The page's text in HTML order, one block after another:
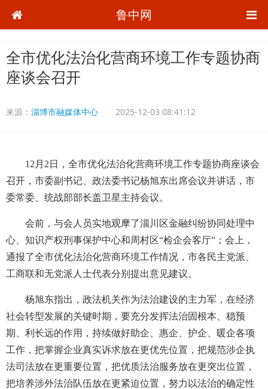
鲁中网
全市优化法治化营商环境工作专题协商
座谈会召开
来源： 淄博市融媒体中心 2025-12-03 08:41:12
12月2日，全市优化法治化营商环境工作专题协商座谈会
召开，市委副书记、政法委书记杨旭东出席会议并讲话，市
委常委、统战部部长盖卫星主持会议。
会前，与会人员实地观摩了淄川区金融纠纷协同处理中
心、知识产权刑事保护中心和周村区“检企会客厅”；会上，
通报了全市优化法治化营商环境工作情况，市各民主党派、
工商联和无党派人士代表分别提出意见建议。
杨旭东指出，政法机关作为法治建设的主力军，在经济
社会转型发展的关键时期，要充分发挥法治固根本、稳预
期、利长远的作用，持续做好助企、惠企、护企、暖企各项
工作，把掌握企业真实诉求放在更优先位置，把规范涉企执
法司法放在更重要位置，把优质法治服务放在更突出位置，
把培养涉外法治队伍放在更紧迫位置，努力以法治的确定性